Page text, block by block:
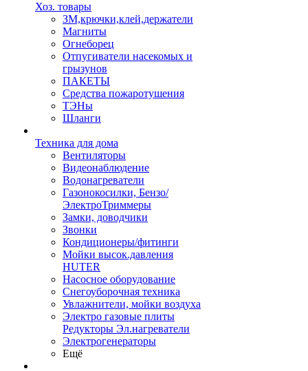
Хоз. товары
ЗМ,крючки,клей,держатели
Магниты
Огнеборец
Отпугиватели насекомых и
грызунов
ПАКЕТЫ
Средства пожаротушения
ТЭНы
Шланги
Техника для дома
Вентиляторы
Видеонаблюдение
Водонагреватели
Газонокосилки, Бензо/
ЭлектроТриммеры
Замки, доводчики
Звонки
Кондиционеры/фитинги
Мойки высок.давления
HUTER
Насосное оборудование
Снегоуборочная техника
Увлажнители, мойки воздуха
Электро газовые плиты
Редукторы Эл.нагреватели
Электрогенераторы
Ещё